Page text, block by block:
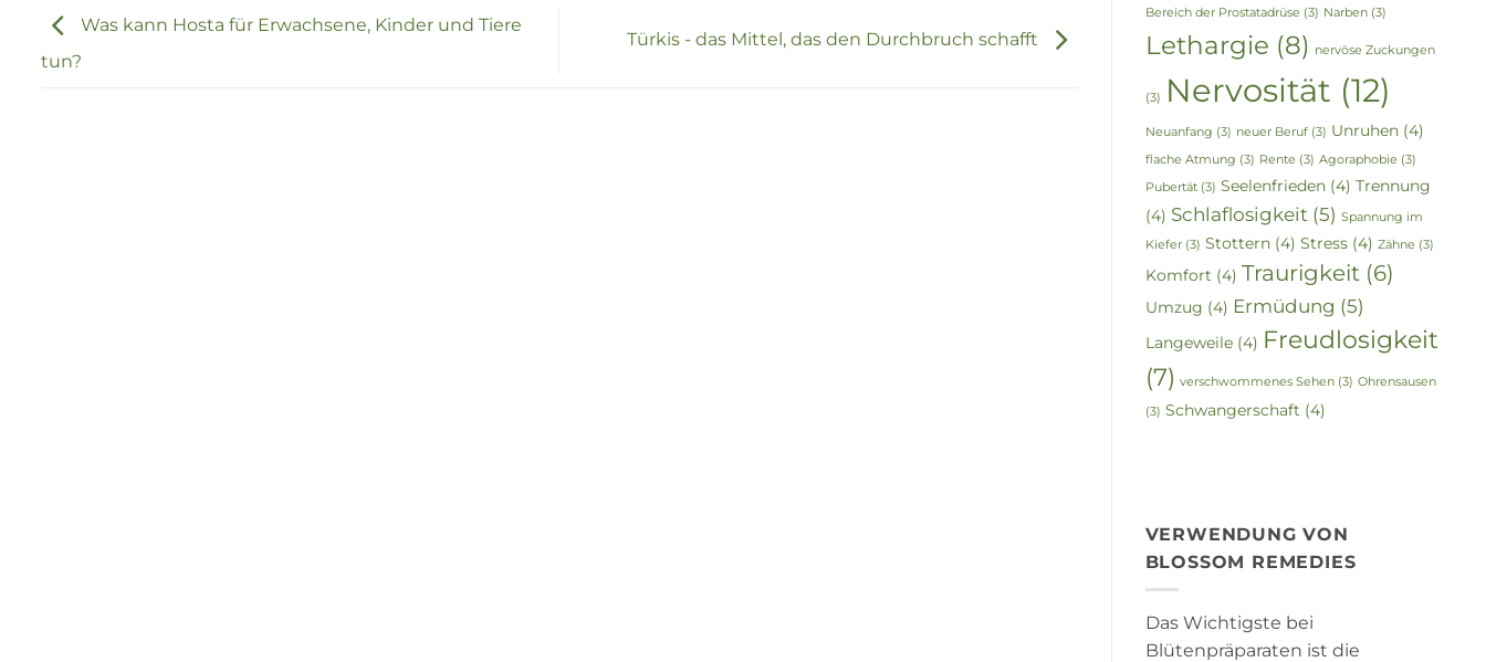
Was kann Hosta für Erwachsene, Kinder und Tiere
tun?
Türkis - das Mittel, das den Durchbruch schafft
Bereich der Prostatadrüse (3) Narben(3)
Lethargie (8) nervöse Zuckungen
(3) Nervosität (12)
Neuanfang (3) neuer Beruf(3) Unruhen(4)
flache Atmung (3) Rente (3) Agoraphobie (3)
Pubertät(3) Seelenfrieden(4) Trennung
(4) Schlaflosigkeit (5) Spannung im
Kiefer(3) Stottern(4) Stress(4) Zähne (3)
Komfort (4) Traurigkeit(6)
Umzug (4) Ermüdung (5)
Langeweile(4) Freudlosigkeit
(7) verschwommenes Sehen(3) Ohrensausen
(3) Schwangerschaft (4)
VERWENDUNG VON
BLOSSOM REMEDIES
Das Wichtigste bei
Blütenpräparaten ist die